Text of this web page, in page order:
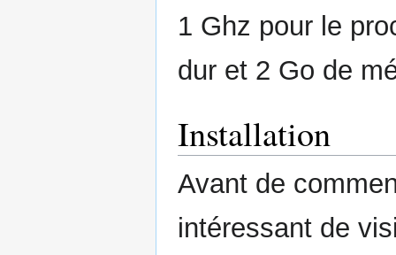
1 Ghz pour le
dur et 2 Go de
Installation
Avant de
intéressant de